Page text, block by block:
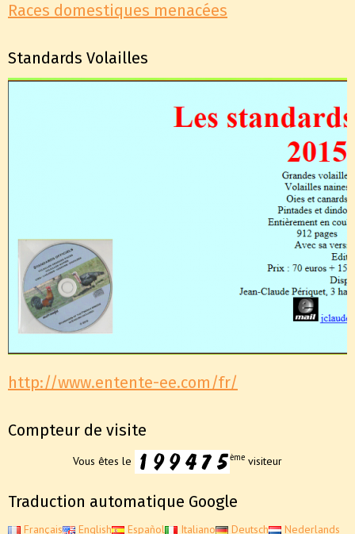
Races domestiques menacées
Standards Volailles
http://www.entente-ee.com/fr/
Compteur de visite
Vous êtes le ème visiteur
Traduction automatique Google
Français English Español Italiano Deutsch Nederlands